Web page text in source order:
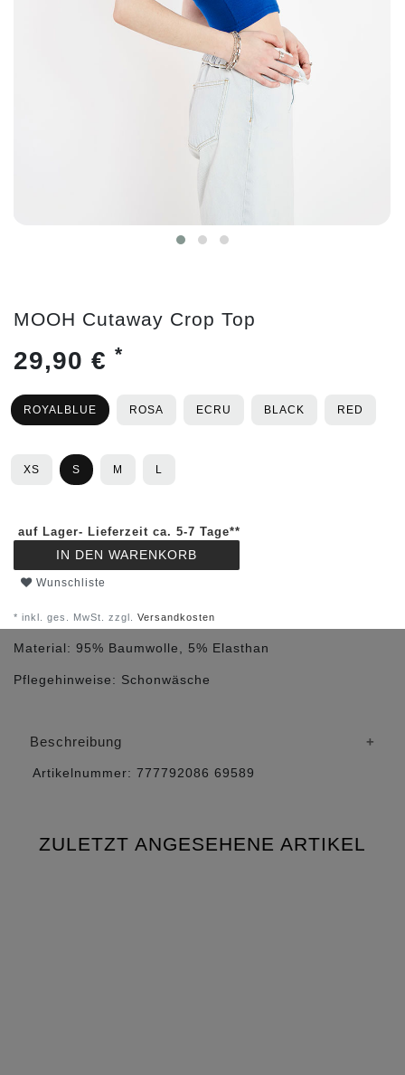
MOOH Cutaway Crop Top
29,90 € *
ROYALBLUE ROSA ECRU BLACK RED
XS S M L
auf Lager- Lieferzeit ca. 5-7 Tage**
IN DEN WARENKORB
Wunschliste
* inkl. ges. MwSt. zzgl. Versandkosten
Material: 95% Baumwolle, 5% Elasthan
Pflegehinweise: Schonwäsche
Beschreibung
Artikelnummer: 777792086 69589
ZULETZT ANGESEHENE ARTIKEL